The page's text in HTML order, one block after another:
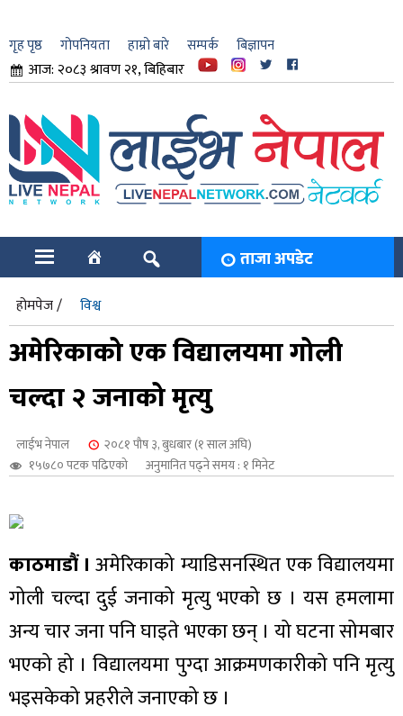
गृह पृष्ठ गोपनियता हाम्रो बारे सम्पर्क बिज्ञापन
आज: २०८३ श्रावण २१, बिहिबार
ताजा अपडेट
होमपेज / विश्व
अमेरिकाको एक विद्यालयमा गोली
चल्दा २ जनाको मृत्यु
लाईभ नेपाल
२०८१ पौष ३, बुधबार (१ साल अघि)
१५७८० पटक पढिएको
अनुमानित पढ्ने समय : १ मिनेट
काठमाडौं । अमेरिकाको म्याडिसनस्थित एक विद्यालयमा
गोली चल्दा दुई जनाको मृत्यु भएको छ । यस हमलामा
अन्य चार जना पनि घाइते भएका छन् । यो घटना सोमबार
भएको हो । विद्यालयमा पुग्दा आक्रमणकारीको पनि मृत्यु
भइसकेको प्रहरीले जनाएको छ ।